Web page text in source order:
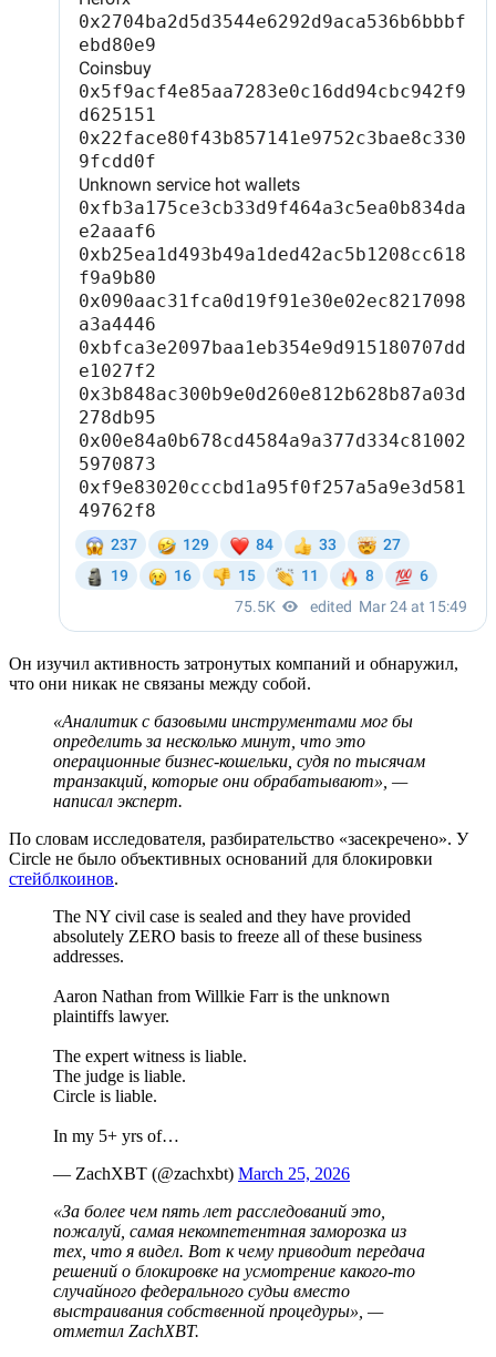
Он изучил активность затронутых компаний и обнаружил,
что они никак не связаны между собой.
«Аналитик с базовыми инструментами мог бы
определить за несколько минут, что это
операционные бизнес-кошельки, судя по тысячам
транзакций, которые они обрабатывают», —
написал эксперт.
По словам исследователя, разбирательство «засекречено». У
Circle не было объективных оснований для блокировки
стейблкоинов.
The NY civil case is sealed and they have provided
absolutely ZERO basis to freeze all of these business
addresses.
Aaron Nathan from Willkie Farr is the unknown
plaintiffs lawyer.
The expert witness is liable.
The judge is liable.
Circle is liable.
In my 5+ yrs of…
— ZachXBT (@zachxbt) March 25, 2026
«За более чем пять лет расследований это,
пожалуй, самая некомпетентная заморозка из
тех, что я видел. Вот к чему приводит передача
решений о блокировке на усмотрение какого-то
случайного федерального судьи вместо
выстраивания собственной процедуры», —
отметил ZachXBT.